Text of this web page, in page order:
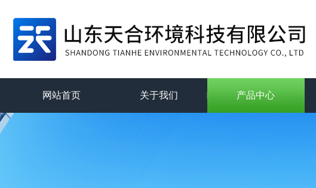
网站首页 关于我们 产品中心